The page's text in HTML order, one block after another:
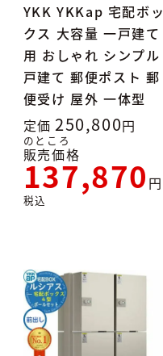
YKK YKKap 宅配ボッ
クス 大容量 一戸建て
用 おしゃれ シンプル
戸建て 郵便ポスト 郵
便受け 屋外 一体型
定価 250,800
のところ
販売価格
137,870
税込